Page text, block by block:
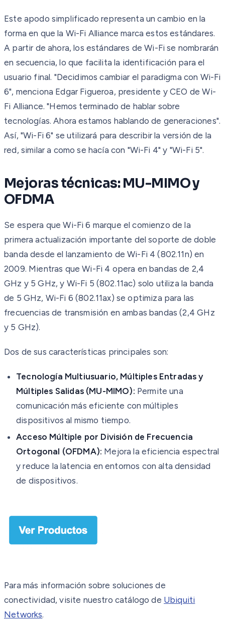
Este apodo simplificado representa un cambio en la
forma en que la Wi-Fi Alliance marca estos estándares.
A partir de ahora, los estándares de Wi-Fi se nombrarán
en secuencia, lo que facilita la identificación para el
usuario final. "Decidimos cambiar el paradigma con Wi-Fi
6", menciona Edgar Figueroa, presidente y CEO de Wi-
Fi Alliance. "Hemos terminado de hablar sobre
tecnologías. Ahora estamos hablando de generaciones".
Así, "Wi-Fi 6" se utilizará para describir la versión de la
red, similar a como se hacía con "Wi-Fi 4" y "Wi-Fi 5".
Mejoras técnicas: MU-MIMO y
OFDMA
Se espera que Wi-Fi 6 marque el comienzo de la
primera actualización importante del soporte de doble
banda desde el lanzamiento de Wi-Fi 4 (802.11n) en
2009. Mientras que Wi-Fi 4 opera en bandas de 2,4
GHz y 5 GHz, y Wi-Fi 5 (802.11ac) solo utiliza la banda
de 5 GHz, Wi-Fi 6 (802.11ax) se optimiza para las
frecuencias de transmisión en ambas bandas (2,4 GHz
y 5 GHz).
Dos de sus características principales son:
Tecnología Multiusuario, Múltiples Entradas y
Múltiples Salidas (MU-MIMO): Permite una
comunicación más eficiente con múltiples
dispositivos al mismo tiempo.
Acceso Múltiple por División de Frecuencia
Ortogonal (OFDMA): Mejora la eficiencia espectral
y reduce la latencia en entornos con alta densidad
de dispositivos.
Para más información sobre soluciones de
conectividad, visite nuestro catálogo de Ubiquiti
Networks.